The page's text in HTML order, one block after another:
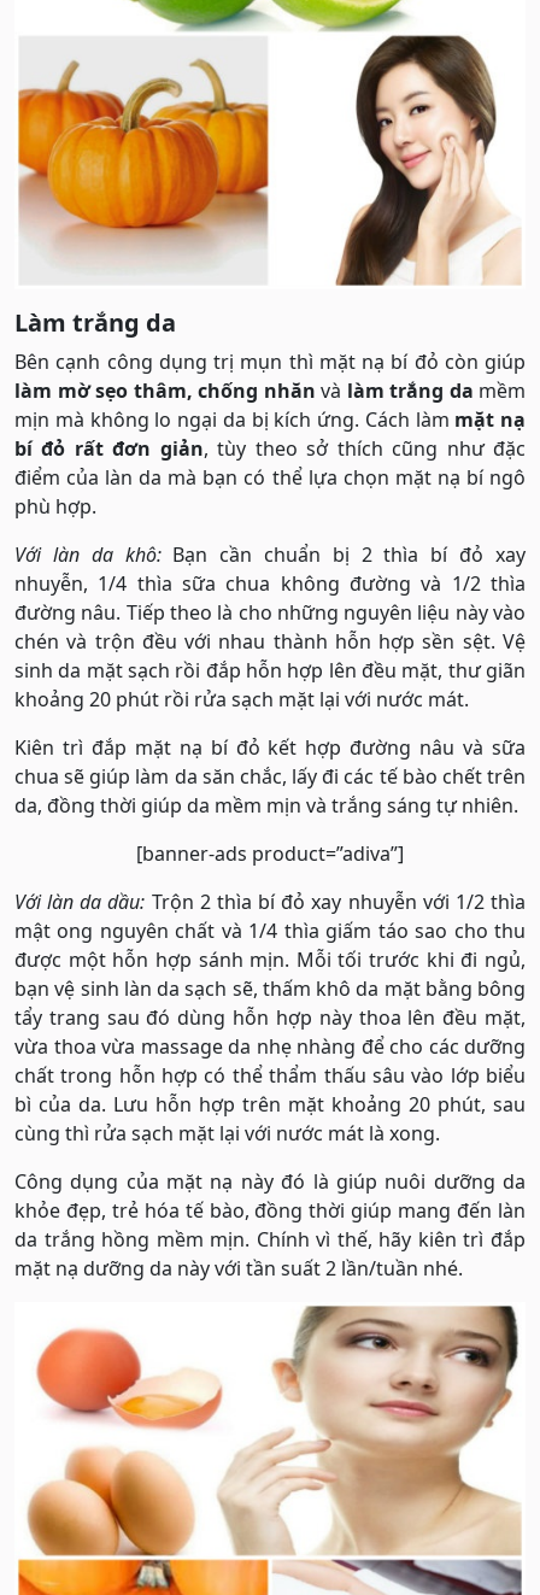
Làm trắng da
Bên cạnh công dụng trị mụn thì mặt nạ bí đỏ còn giúp
làm mờ sẹo thâm, chống nhăn và làm trắng da mềm
mịn mà không lo ngại da bị kích ứng. Cách làm mặt nạ
bí đỏ rất đơn giản, tùy theo sở thích cũng như đặc
điểm của làn da mà bạn có thể lựa chọn mặt nạ bí ngô
phù hợp.
Với làn da khô:Bạn cần chuẩn bị 2 thìa bí đỏ xay
nhuyễn, 1/4 thìa sữa chua không đường và 1/2 thìa
đường nâu. Tiếp theo là cho những nguyên liệu này vào
chén và trộn đều với nhau thành hỗn hợp sền sệt. Vệ
sinh da mặt sạch rồi đắp hỗn hợp lên đều mặt, thư giãn
khoảng 20 phút rồi rửa sạch mặt lại với nước mát.
Kiên trì đắp mặt nạ bí đỏ kết hợp đường nâu và sữa
chua sẽ giúp làm da săn chắc, lấy đi các tế bào chết trên
da, đồng thời giúp da mềm mịn và trắng sáng tự nhiên.
[banner-ads product=”adiva”]
Với làn da dầu: Trộn 2 thìa bí đỏ xay nhuyễn với 1/2 thìa
mật ong nguyên chất và 1/4 thìa giấm táo sao cho thu
được một hỗn hợp sánh mịn. Mỗi tối trước khi đi ngủ,
bạn vệ sinh làn da sạch sẽ, thấm khô da mặt bằng bông
tẩy trang sau đó dùng hỗn hợp này thoa lên đều mặt,
vừa thoa vừa massage da nhẹ nhàng để cho các dưỡng
chất trong hỗn hợp có thể thẩm thấu sâu vào lớp biểu
bì của da. Lưu hỗn hợp trên mặt khoảng 20 phút, sau
cùng thì rửa sạch mặt lại với nước mát là xong.
Công dụng của mặt nạ này đó là giúp nuôi dưỡng da
khỏe đẹp, trẻ hóa tế bào, đồng thời giúp mang đến làn
da trắng hồng mềm mịn. Chính vì thế, hãy kiên trì đắp
mặt nạ dưỡng da này với tần suất 2 lần/tuần nhé.